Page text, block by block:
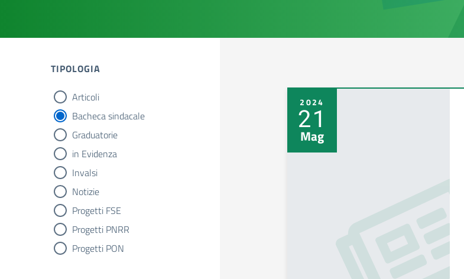
TIPOLOGIA
tipologia di articoli
Articoli
Bacheca sindacale
Graduatorie
in Evidenza
Invalsi
Notizie
Progetti FSE
Progetti PNRR
Progetti PON
2024
21
Mag